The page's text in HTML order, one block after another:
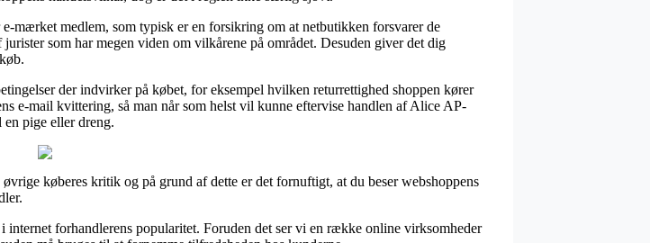
mærket medlem, som typisk er en forsikring om at netbutikken forsvarer de
som har megen viden om vilkårene på området. Desuden giver det dig
der indvirker på købet, for eksempel hvilken returrettighed shoppen kører
e-mail kvittering, så man når som helst vil kunne eftervise handlen af Alice AP-
pige eller dreng.
køberes kritik og på grund af dette er det fornuftigt, at du beser webshoppens
forhandlerens popularitet. Foruden det ser vi en række online virksomheder